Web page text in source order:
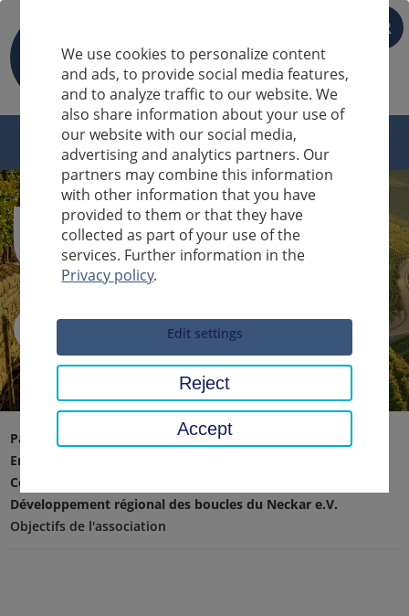
FR
Sucheingabe
Page d'accueil
Environnement, technique, protection du climat
Consommateurs, Agriculture & Vignobles en pente
Développement régional des boucles du Neckar e.V.
Objectifs de l'association
We use cookies to personalize content
and ads, to provide social media features,
and to analyze traffic to our website. We
also share information about your use of
our website with our social media,
advertising and analytics partners. Our
partners may combine this information
with other information that you have
provided to them or that they have
collected as part of your use of the
services. Further information in the
Privacy policy.
Edit settings
Reject
Accept